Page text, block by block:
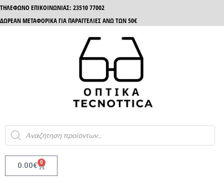
ΤΗΛΈΦΩΝΟ ΕΠΙΚΟΙΝΩΝΊΑΣ: 23510 77002
ΔΩΡΕΑΝ ΜΕΤΑΦΟΡΙΚΑ ΓΙΑ ΠΑΡΑΓΓΕΛΙΕΣ ΑΝΩ ΤΩΝ 50€
0.00€ 0